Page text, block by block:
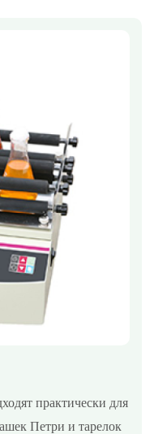
практически для
Петри и тарелок